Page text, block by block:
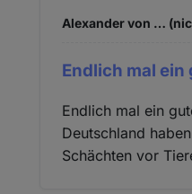
Alexander von …
Endlich mal
Endlich mal ein
Deutschland
Schächten vor